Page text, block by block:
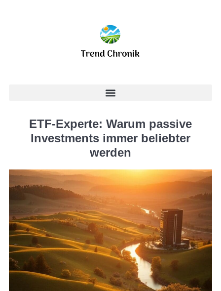
ETF-Experte: Warum passive
Investments immer beliebter
werden